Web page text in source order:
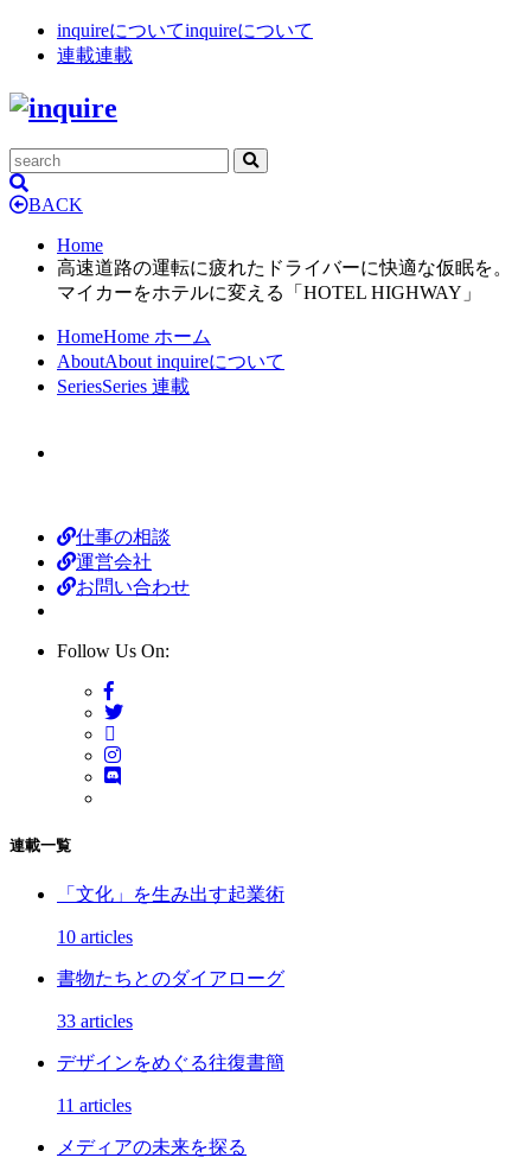
inquireについてinquireについて
連載連載
BACK
Home
高速道路の運転に疲れたドライバーに快適な仮眠を。
マイカーをホテルに変える「HOTEL HIGHWAY」
HomeHome ホーム
AboutAbout inquireについて
SeriesSeries 連載
仕事の相談
運営会社
お問い合わせ
Follow Us On:
連載一覧
「文化」を生み出す起業術
10 articles
書物たちとのダイアローグ
33 articles
デザインをめぐる往復書簡
11 articles
メディアの未来を探る